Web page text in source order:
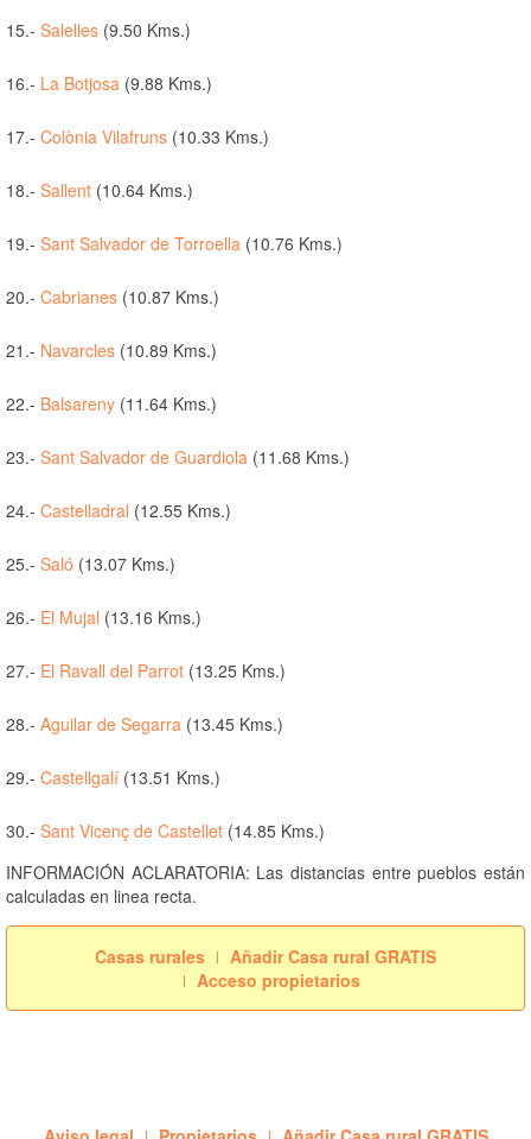
15.- Salelles (9.50 Kms.)
16.- La Botjosa (9.88 Kms.)
17.- Colònia Vilafruns (10.33 Kms.)
18.- Sallent (10.64 Kms.)
19.- Sant Salvador de Torroella (10.76 Kms.)
20.- Cabrianes (10.87 Kms.)
21.- Navarcles (10.89 Kms.)
22.- Balsareny (11.64 Kms.)
23.- Sant Salvador de Guardiola (11.68 Kms.)
24.- Castelladral (12.55 Kms.)
25.- Saló (13.07 Kms.)
26.- El Mujal (13.16 Kms.)
27.- El Ravall del Parrot (13.25 Kms.)
28.- Aguilar de Segarra (13.45 Kms.)
29.- Castellgalí (13.51 Kms.)
30.- Sant Vicenç de Castellet (14.85 Kms.)
INFORMACIÓN ACLARATORIA: Las distancias entre pueblos están
calculadas en linea recta.
Casas rurales
Añadir Casa rural GRATIS
Acceso propietarios